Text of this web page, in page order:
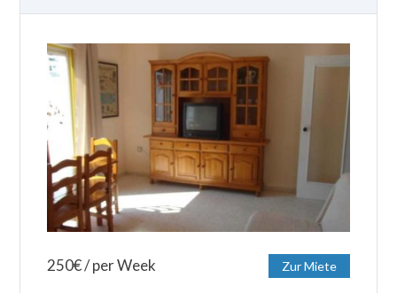
250€/ per Week Zur Miete